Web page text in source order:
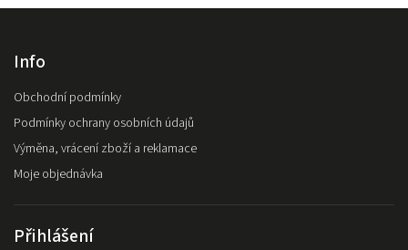
Info
Obchodní podmínky
Podmínky ochrany osobních údajů
Výměna, vrácení zboží a reklamace
Moje objednávka
Přihlášení